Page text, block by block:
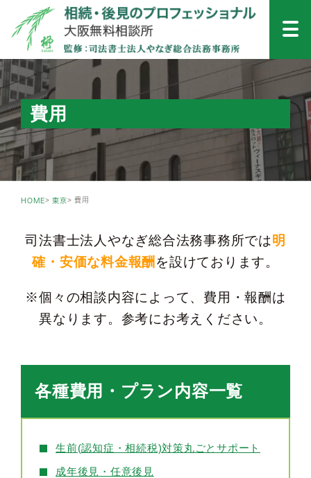
費用
HOME 東京 費用
司法書士法人やなぎ総合法務事務所では明
確・安価な料金報酬 を設けております。
※個々の相談内容によって、費用・報酬は
異なります。参考にお考えください。
各種費用・プラン内容一覧
生前(認知症・相続税)対策丸ごとサポート
成年後見・任意後見